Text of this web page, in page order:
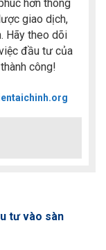
hơn thông
giao dịch,
Hãy theo dõi
đầu tư của
công!
tư vào sàn